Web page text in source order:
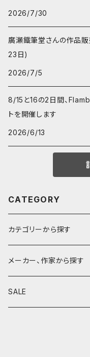
2026/7/30
廣瀬鐵筆堂さんの作品
23日)
2026/7/5
8/15と16の2日間、
トを開催します
2026/6/13
CATEGORY
カテゴリーから探す
鉛筆
鉛筆補助軸
メーカー、作家から探す
590&Co.
SALE